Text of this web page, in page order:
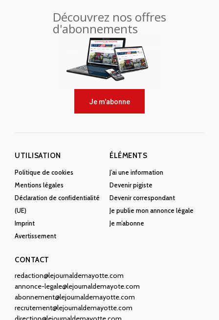
Découvrez nos offres
d'abonnements
Je m'abonne
UTILISATION
Politique de cookies
Mentions légales
Déclaration de confidentialité
(UE)
Imprint
Avertissement
ÉLÉMENTS
J’ai une information
Devenir pigiste
Devenir correspondant
Je publie mon annonce légale
Je m’abonne
CONTACT
redaction@lejournaldemayotte.com
annonce-legale@lejournaldemayote.com
abonnement@lejournaldemayotte.com
recrutement@lejournaldemayotte.com